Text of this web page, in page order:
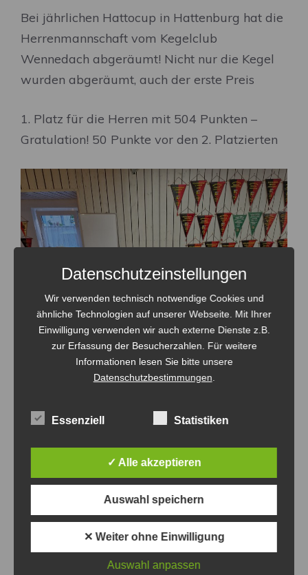
Bei jährlichen Hattocup in Hattenburg hat die
Herrenmannschaft vom Kegelclub
Wennedach abgeräumt! Nicht nur die Kegel
wurden abgeräumt, auch der erste Preis
1. Platz für die Herren mit 504 Punkten –
Gratulation! 50 Punkte vor den 2. Platzierten
Datenschutzeinstellungen
Wir verwenden technisch notwendige Cookies und
ähnliche Technologien auf unserer Webseite. Mit Ihrer
Einwilligung verwenden wir auch externe Dienste z.B.
zur Erfassung der Besucherzahlen. Für weitere
Informationen lesen Sie bitte unsere
Datenschutzbestimmungen
Essenziell Statistiken
✓ Alle akzeptieren
Auswahl speichern
✕ Weiter ohne Einwilligung
Auswahl anpassen